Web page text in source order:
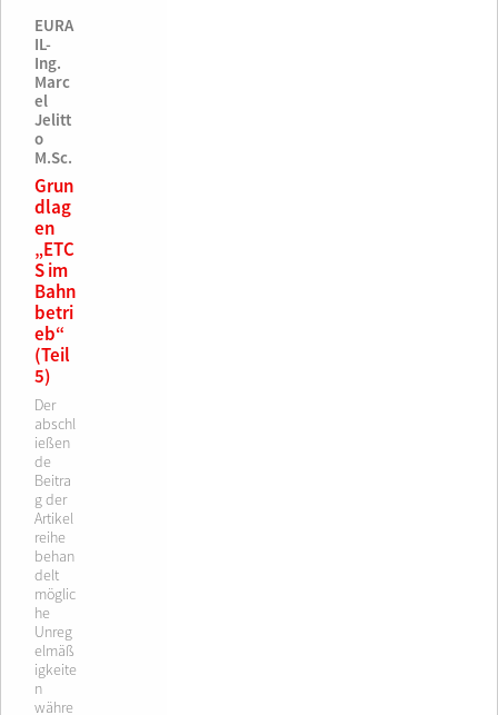
EURA
IL-
Ing.
Marc
el
Jelitt
o
M.Sc.
Grun
dlag
en
„ETC
S im
Bahn
betri
eb“
(Teil
5)
Der
abschl
ießen
de
Beitra
g der
Artikel
reihe
behan
delt
möglic
he
Unreg
elmäß
igkeite
n
währe